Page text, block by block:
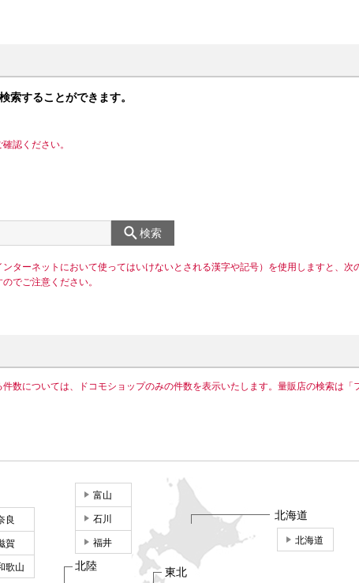
索することができます。
認ください。
検索
ターネットにおいて使ってはいけないとされる漢字や記号）を使用しますと、次
でご注意ください。
件数については、ドコモショップのみの件数を表示いたします。量販店の検索は「
北海道
北海道
東北
富山
石川
福井
北陸
良
賀
歌山